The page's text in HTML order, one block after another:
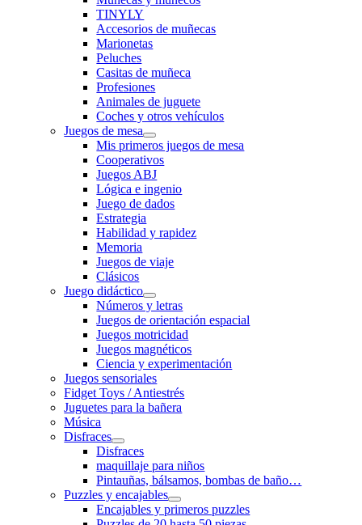
TINYLY
Accesorios de muñecas
Marionetas
Peluches
Casitas de muñeca
Profesiones
Animales de juguete
Coches y otros vehículos
Juegos de mesa
Mis primeros juegos de mesa
Cooperativos
Juegos ABJ
Lógica e ingenio
Juego de dados
Estrategia
Habilidad y rapidez
Memoria
Juegos de viaje
Clásicos
Juego didáctico
Números y letras
Juegos de orientación espacial
Juegos motricidad
Juegos magnéticos
Ciencia y experimentación
Juegos sensoriales
Fidget Toys / Antiestrés
Juguetes para la bañera
Música
Disfraces
Disfraces
maquillaje para niños
Pintauñas, bálsamos, bombas de baño…
Puzzles y encajables
Encajables y primeros puzzles